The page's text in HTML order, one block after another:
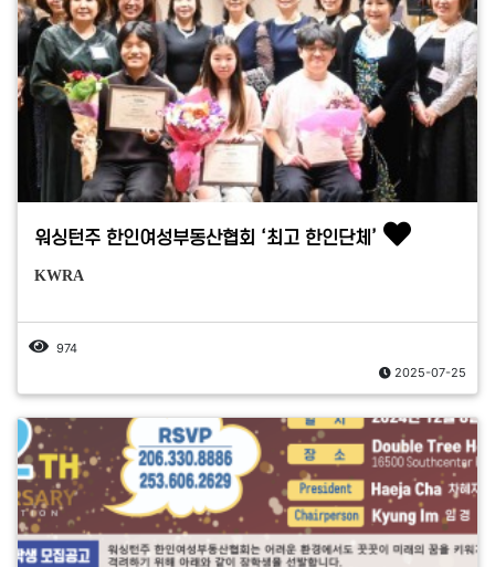
워싱턴주 한인여성부동산협회 ‘최고 한인단체’
KWRA
974
2025-07-25